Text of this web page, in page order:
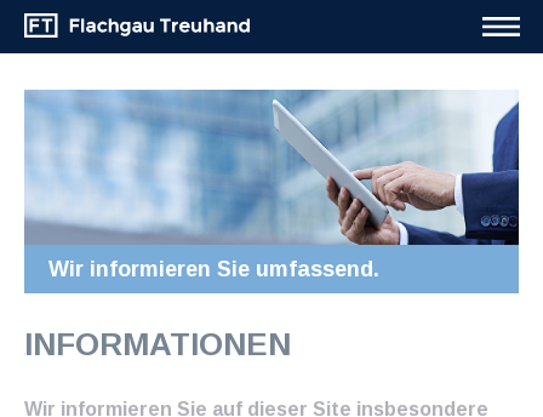
Wir informieren Sie umfassend.
INFORMATIONEN
Wir informieren Sie auf dieser Site insbesondere